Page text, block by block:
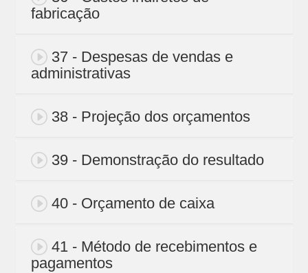
fabricação
37 - Despesas de vendas e
administrativas
38 - Projeção dos orçamentos
39 - Demonstração do resultado
40 - Orçamento de caixa
41 - Método de recebimentos e
pagamentos